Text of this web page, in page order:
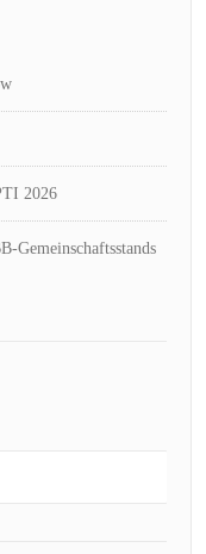
2026
Gemeinschaftsstands